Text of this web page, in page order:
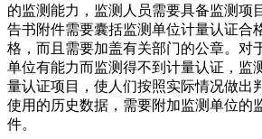
的监测能力，监测人员需要具备监测项
告书附件需要囊括监测单位计量认证合
格，而且需要加盖有关部门的公章。对
单位有能力而监测得不到计量认证，监
量认证项目，使人们按照实际情况做出
使用的历史数据，需要附加监测单位的
件。